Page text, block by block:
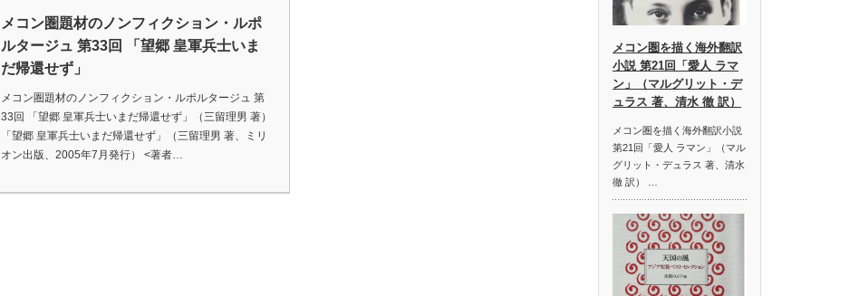
メコン圏題材のノンフィクション・ルポ
ルタージュ 第33回 「望郷 皇軍兵士いま
だ帰還せず」
メコン圏題材のノンフィクション・ルポルタージュ 第
33回 「望郷 皇軍兵士いまだ帰還せず」（三留理男 著）
「望郷 皇軍兵士いまだ帰還せず」（三留理男 著、ミリ
オン出版、2005年7月発行） <著者…
メコン圏を描く海外翻訳
小説 第21回「愛人 ラマ
ン」（マルグリット・デ
ュラス 著、清水 徹 訳）
メコン圏を描く海外翻訳小説
第21回「愛人 ラマン」（マル
グリット・デュラス 著、清水
徹 訳） …